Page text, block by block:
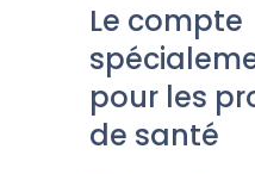
Le compte
pour les
de santé